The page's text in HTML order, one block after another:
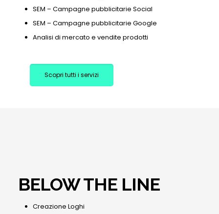
SEM – Campagne pubblicitarie Social
SEM – Campagne pubblicitarie Google
Analisi di mercato e vendite prodotti
Scopri tutti i servizi
BELOW THE LINE
Creazione Loghi